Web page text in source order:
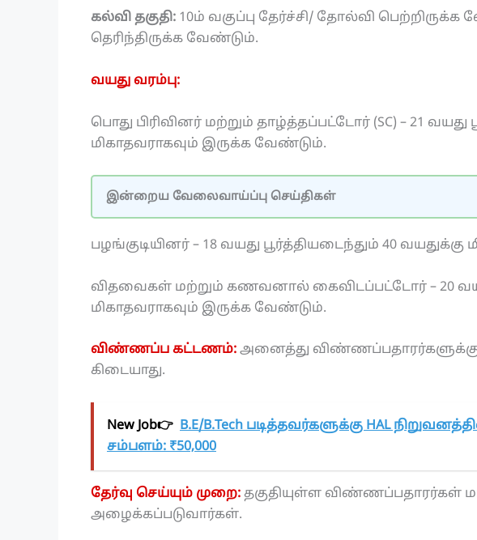
கல்வி தகுதி: 10ம் வகுப்பு தேர்ச்சி/ தோல்வி
தெரிந்திருக்க வேண்டும்.
வயது வரம்பு:
பொது பிரிவினர் மற்றும் தாழ்த்தப்பட்டோர் (SC) – 21 வயது
மிகாதவராகவும் இருக்க வேண்டும்.
இன்றைய வேலைவாய்ப்பு செய்திகள்
பழங்குடியினர் – 18 வயது பூர்த்தியடைந்தும் 40
விதவைகள் மற்றும் கணவனால் கைவிடப்பட்டோர் – 20
மிகாதவராகவும் இருக்க வேண்டும்.
விண்ணப்ப கட்டணம்: அனைத்து
கிடையாது.
New Job👉 B.E/B.Tech படித்தவர்களுக்கு HAL
சம்பளம்: ₹50,000
தேர்வு செய்யும் முறை: தகுதியுள்ள விண்ணப்பதாரர்கள்
அழைக்கப்படுவார்கள்.